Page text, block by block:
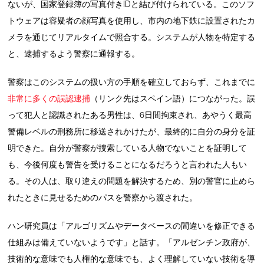
ないが、国家登録簿の写真付きIDと結び付けられている。このソフ
トウェアは容疑者の顔写真を使用し、市内の地下鉄に設置されたカ
メラを通じてリアルタイムで照合する。システムが人物を特定する
と、逮捕するよう警察に通報する。
警察はこのシステムの扱い方の手順を確立しておらず、これまでに
非常に多くの誤認逮捕 （リンク先はスペイン語）につながった。誤
って犯人と認識されたある男性は、6日間拘束され、あやうく最高
警備レベルの刑務所に移送されかけたが、最終的に自分の身分を証
明できた。自分が警察が捜索している人物でないことを証明して
も、今後何度も警告を受けることになるだろうと言われた人もい
る。その人は、取り違えの問題を解決するため、別の警官に止めら
れたときに見せるためのパスを警察から渡された。
ハン研究員は「アルゴリズムやデータベースの間違いを修正できる
仕組みは備えていないようです」と話す。「アルゼンチン政府が、
技術的な意味でも人権的な意味でも、よく理解していない技術を導